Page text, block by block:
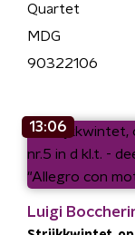
Quartet
MDG
90322106
13:06
Luigi